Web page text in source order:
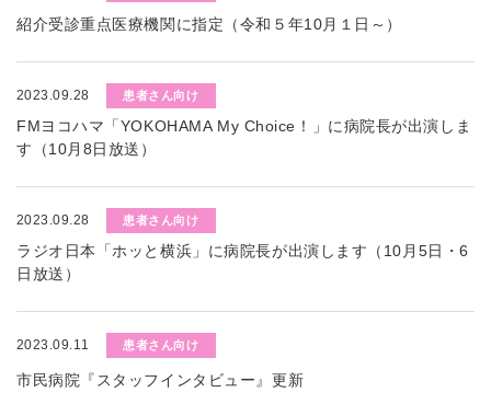
紹介受診重点医療機関に指定（令和５年10月１日～）
2023.09.28 患者さん向け
FMヨコハマ「YOKOHAMA My Choice！」に病院長が出演しま
す（10月8日放送）
2023.09.28 患者さん向け
ラジオ日本「ホッと横浜」に病院長が出演します（10月5日・6
日放送）
2023.09.11 患者さん向け
市民病院『スタッフインタビュー』更新